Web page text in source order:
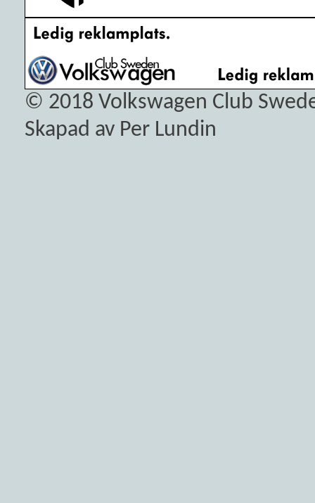
© 2018 Volkswagen Club
Skapad av Per Lundin